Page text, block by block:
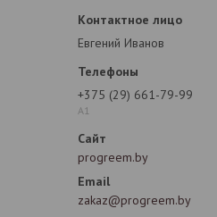
Евгений Иванов
+375 (29) 661-79-99
А1
progreem.by
zakaz@progreem.by